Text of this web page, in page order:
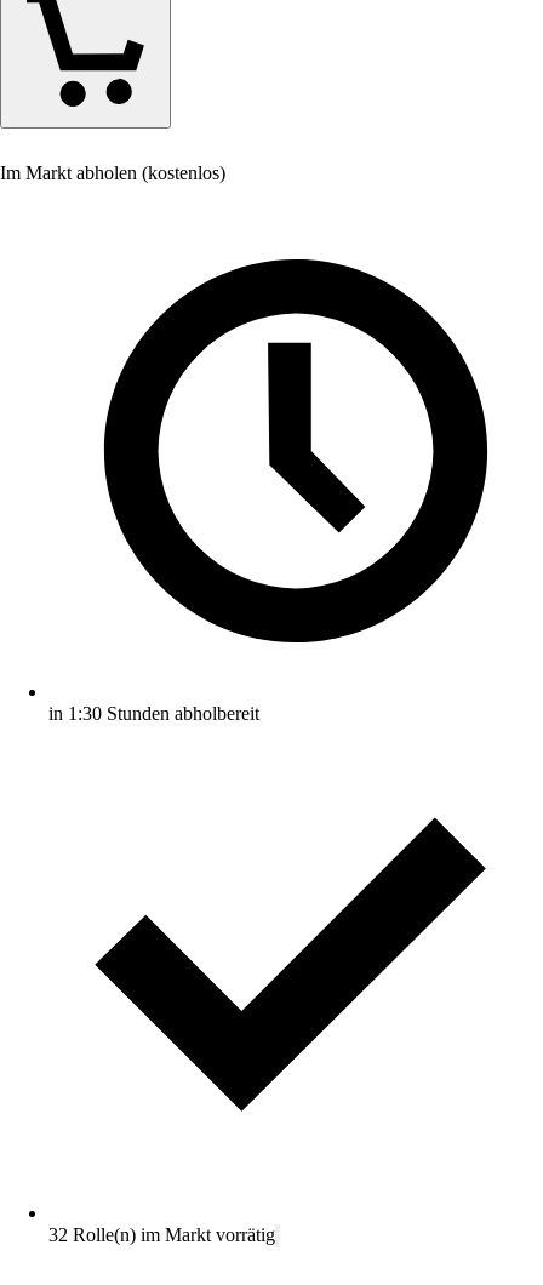
Im Markt abholen (kostenlos)
in 1:30 Stunden abholbereit
32 Rolle(n) im Markt vorrätig